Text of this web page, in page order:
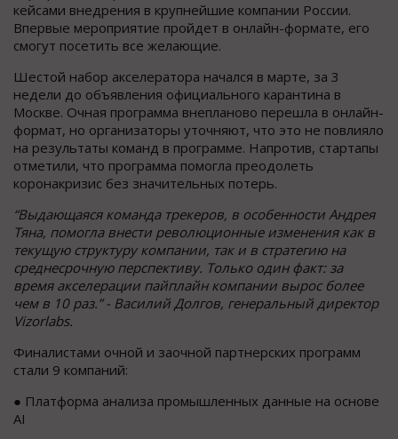
кейсами внедрения в крупнейшие компании России.
Впервые мероприятие пройдет в онлайн-формате, его
смогут посетить все желающие.
Шестой набор акселератора начался в марте, за 3
недели до объявления официального карантина в
Москве. Очная программа внепланово перешла в онлайн-
формат, но организаторы уточняют, что это не повлияло
на результаты команд в программе. Напротив, стартапы
отметили, что программа помогла преодолеть
коронакризис без значительных потерь.
“Выдающаяся команда трекеров, в особенности Андрея
Тяна, помогла внести революционные изменения как в
текущую структуру компании, так и в стратегию на
среднесрочную перспективу. Только один факт: за
время акселерации пайплайн компании вырос более
чем в 10 раз.” - Василий Долгов, генеральный директор
Vizorlabs.
Финалистами очной и заочной партнерских программ
стали 9 компаний:
● Платформа анализа промышленных данные на основе
AI